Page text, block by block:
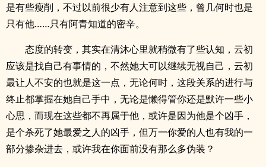
是有些瘦削，不过以前很少有人注意到这些，曾几何时也是
只有他……只有阿青知道的密辛。
态度的转变，其实在清沐心里就稍微有了些认知，云初
应该是找自己有事情的，不然她大可以继续无视自己，云初
最让人不安的也就是这一点，无论何时，这段关系的进行与
终止都掌握在她自己手中，无论是懒得管你还是默许一些小
心思，而现在这些都不再属于他，或许是因为他是个凶手，
是个杀死了她最爱之人的凶手，但万一你爱的人也有我的一
部分掺杂进去，或许我在你面前没有那么多伪装？